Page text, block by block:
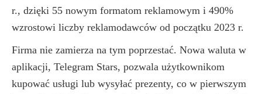
r., dzięki 55 nowym formatom reklamowym i 490%
wzrostowi liczby reklamodawców od początku 2023 r.
Firma nie zamierza na tym poprzestać. Nowa waluta w
aplikacji, Telegram Stars, pozwala użytkownikom
kupować usługi lub wysyłać prezenty, co w pierwszym